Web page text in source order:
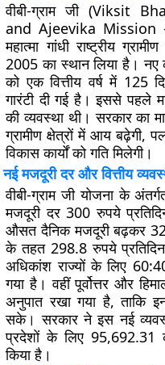
वीबी-ग्राम जी (Viksit
and Ajeevika Mission
महात्मा गांधी राष्ट्रीय
2005 का स्थान लिया है। नए
को एक वित्तीय वर्ष में 125
गारंटी दी गई है। इससे पहले
की व्यवस्था थी। सरकार का
ग्रामीण क्षेत्रों में आय बढ़ेगी,
विकास कार्यों को गति मिलेगी।
नई मजदूरी दर और वित्तीय
वीबी-ग्राम जी योजना के
मजदूरी दर 300 रुपये
औसत दैनिक मजदूरी बढ़कर
के तहत 298.8 रुपये प्रतिदिन
अधिकांश राज्यों के लिए
गया है। वहीं पूर्वोत्तर और
अनुपातरखा गया है, ताकि इन
सके। सरकार ने इस नई
प्रदेशों के लिए 95,692.31
किया है।